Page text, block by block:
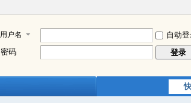
用户名 自动
密码
登录